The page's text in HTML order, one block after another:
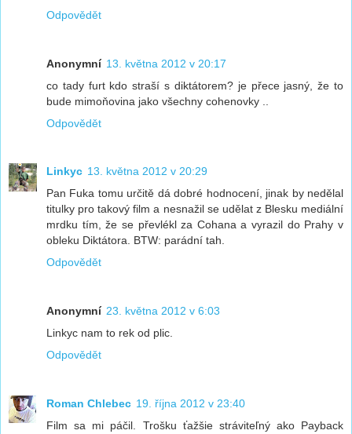
Odpovědět
Anonymní 13. května 2012 v 20:17
co tady furt kdo straší s diktátorem? je přece jasný, že to
bude mimoňovina jako všechny cohenovky ..
Odpovědět
Linkyc 13. května 2012 v 20:29
Pan Fuka tomu určitě dá dobré hodnocení, jinak by nedělal
titulky pro takový film a nesnažil se udělat z Blesku mediální
mrdku tím, že se převlékl za Cohana a vyrazil do Prahy v
obleku Diktátora. BTW: parádní tah.
Odpovědět
Anonymní 23. května 2012 v 6:03
Linkyc nam to rek od plic.
Odpovědět
Roman Chlebec 19. října 2012 v 23:40
Film sa mi páčil. Trošku ťažšie stráviteľný ako Payback